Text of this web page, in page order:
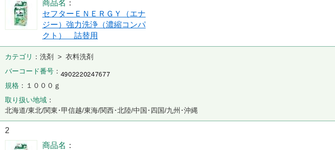
商品名
セフターＥＮＥＲＧＹ（エナ
ジー）強力洗浄（濃縮コンパ
クト） 詰替用
カテゴリ
洗剤 > 衣料洗剤
バーコード番号
規格
１０００ｇ
取り扱い地域
北海道/東北/関東･甲信越/東海/関西･北陸/中国･四国/九州･沖縄
2
商品名